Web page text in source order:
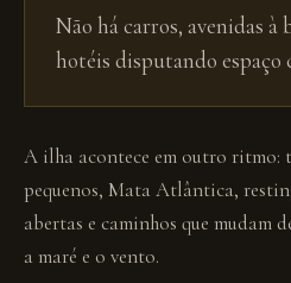
Não há carros, avenidas à
hotéis disputando espaço
A ilha acontece em outro ritmo:
pequenos, Mata Atlântica,
abertas e caminhos que mudam
a maré e o vento.